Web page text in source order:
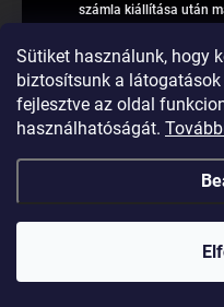
Sütiket használunk, hogy
biztosítsunk a
fejlesztve az oldal
használhatóságát.
számla kiállítása után
feldolgozása” státusz
**2023-ban, 2024-ben
gumiabroncsokat
számáról nem adunk
feldolgozás alatt álló
vagy feldolgozásáról
válaszolunk a
R
U
K
E
R